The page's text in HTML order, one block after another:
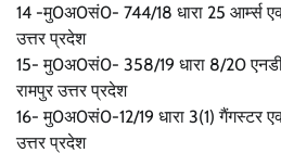
14 -मु0अ0सं0- 744/18 धारा 25 आर्म्स
उत्तर प्रदेश
15- मु0अ0सं0- 358/19 धारा 8/20
रामपुर उत्तर प्रदेश
16- मु0अ0सं0-12/19 धारा 3(1) गैंगस्टर
उत्तर प्रदेश